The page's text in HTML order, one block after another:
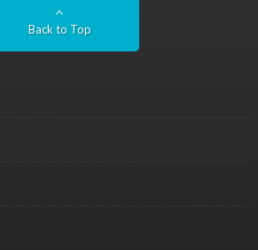
Back to Top